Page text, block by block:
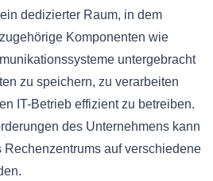
dedizierter Raum, in dem
Komponenten wie
untergebracht
zu speichern, zu verarbeiten
IT-Betrieb effizient zu betreiben.
des Unternehmens kann
auf verschiedene